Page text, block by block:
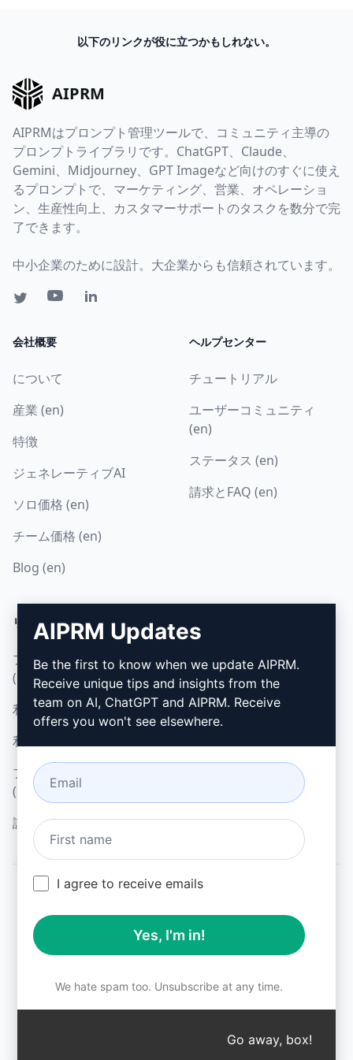
以下のリンクが役に立つかもしれない。
AIPRM
AIPRMはプロンプト管理ツールで、コミュニティ主導の
プロンプトライブラリです。ChatGPT、Claude、
Gemini、Midjourney、GPT Imageなど向けのすぐに使え
るプロンプトで、マーケティング、営業、オペレーショ
ン、生産性向上、カスタマーサポートのタスクを数分で完
了できます。
中小企業のために設計。大企業からも信頼されています。
会社概要
について
産業 (en)
特徴
ジェネレーティブAI
ソロ価格 (en)
チーム価格 (en)
Blog (en)
ヘルプセンター
チュートリアル
ユーザーコミュニティ
(en)
ステータス (en)
請求とFAQ (en)
リーガル
プライバシーポリシー
(en)
利用規定 (en)
利用規約 (en)
ブラウザ拡張機能用語
(en)
請求条件 (en)
インストール方法
グーグル・クローム (en)
マイクロソフト・エッジ
All logos, trademarks, and registered trademarks are the
property of their respective owners.
AIPRM and other related brand names are registered
laws.
Unauthorized trademark use is prohibited, and may be a
violation of federal and state trademark laws. ↑
AIPRM Updates
Be the first to know when we update AIPRM.
Receive unique tips and insights from the
team on AI, ChatGPT and AIPRM. Receive
offers you won't see elsewhere.
I agree to receive emails
Yes, I'm in!
We hate spam too. Unsubscribe at any time.
Go away, box!